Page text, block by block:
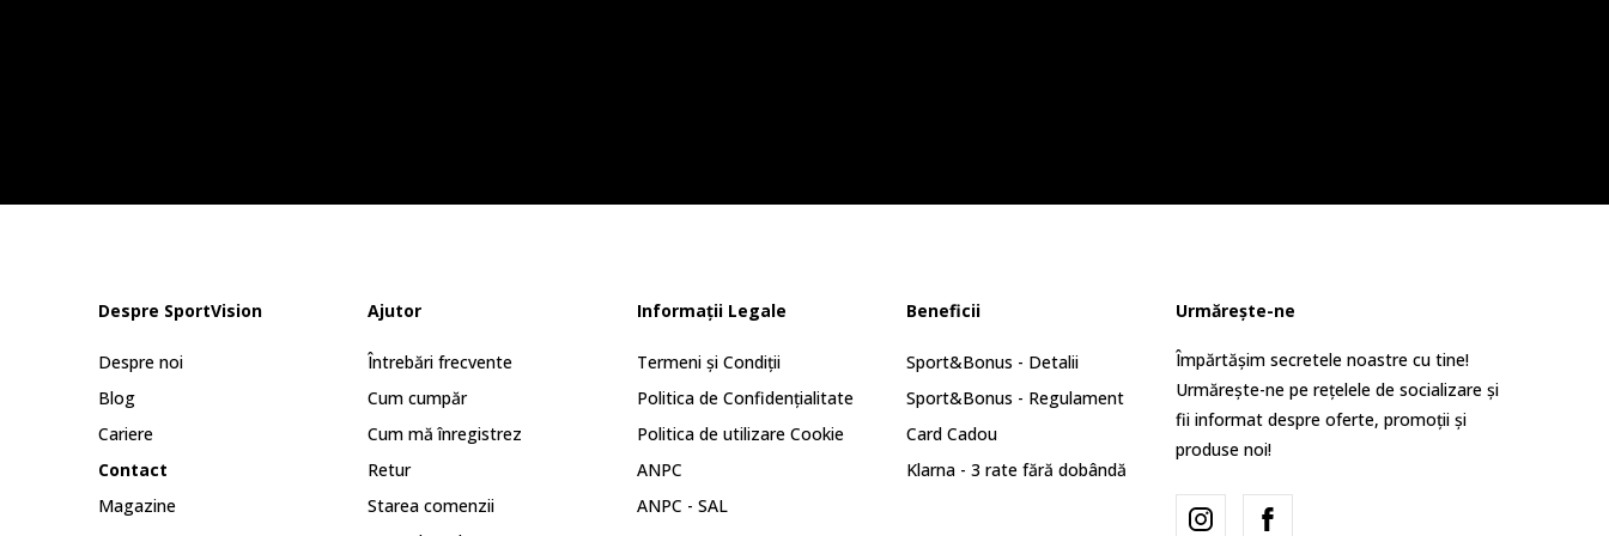
Despre SportVision
Despre noi
Blog
Cariere
Contact
Magazine
Ajutor
Întrebări frecvente
Cum cumpăr
Cum mă înregistrez
Retur
Starea comenzii
Informații Legale
Termeni și Condiții
Politica de Confidențialitate
Politica de utilizare Cookie
ANPC
ANPC - SAL
Beneficii
Sport&Bonus - Detalii
Sport&Bonus - Regulament
Card Cadou
Klarna - 3 rate fără dobândă
Urmărește-ne
Împărtășim secretele noastre cu tine!
Urmărește-ne pe rețelele de socializare și
fii informat despre oferte, promoții și
produse noi!